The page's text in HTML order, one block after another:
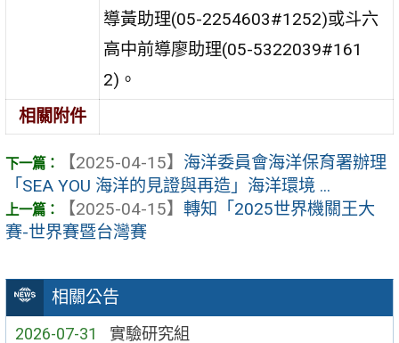
相關公告
2026-07-31 實驗研究組
導黃助理(05-2254603#1252)或斗六
高中前導廖助理(05-5322039#161
2)。
相關附件
【2025-04-15】 海洋委員會海洋保育署辦理
「SEA YOU 海洋的見證與再造」海洋環境 ...
【2025-04-15】 轉知「2025世界機關王大
賽-世界賽暨台灣賽